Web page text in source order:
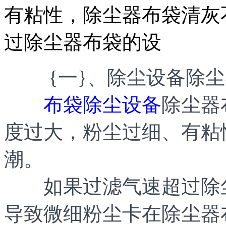
有粘性，除尘器布袋清
过除尘器布袋的设
{一}、除尘设备除尘
布袋除尘设备除尘
度过大，粉尘过细、有
潮。
如果过滤气速超过除
导致微细粉尘卡在除尘